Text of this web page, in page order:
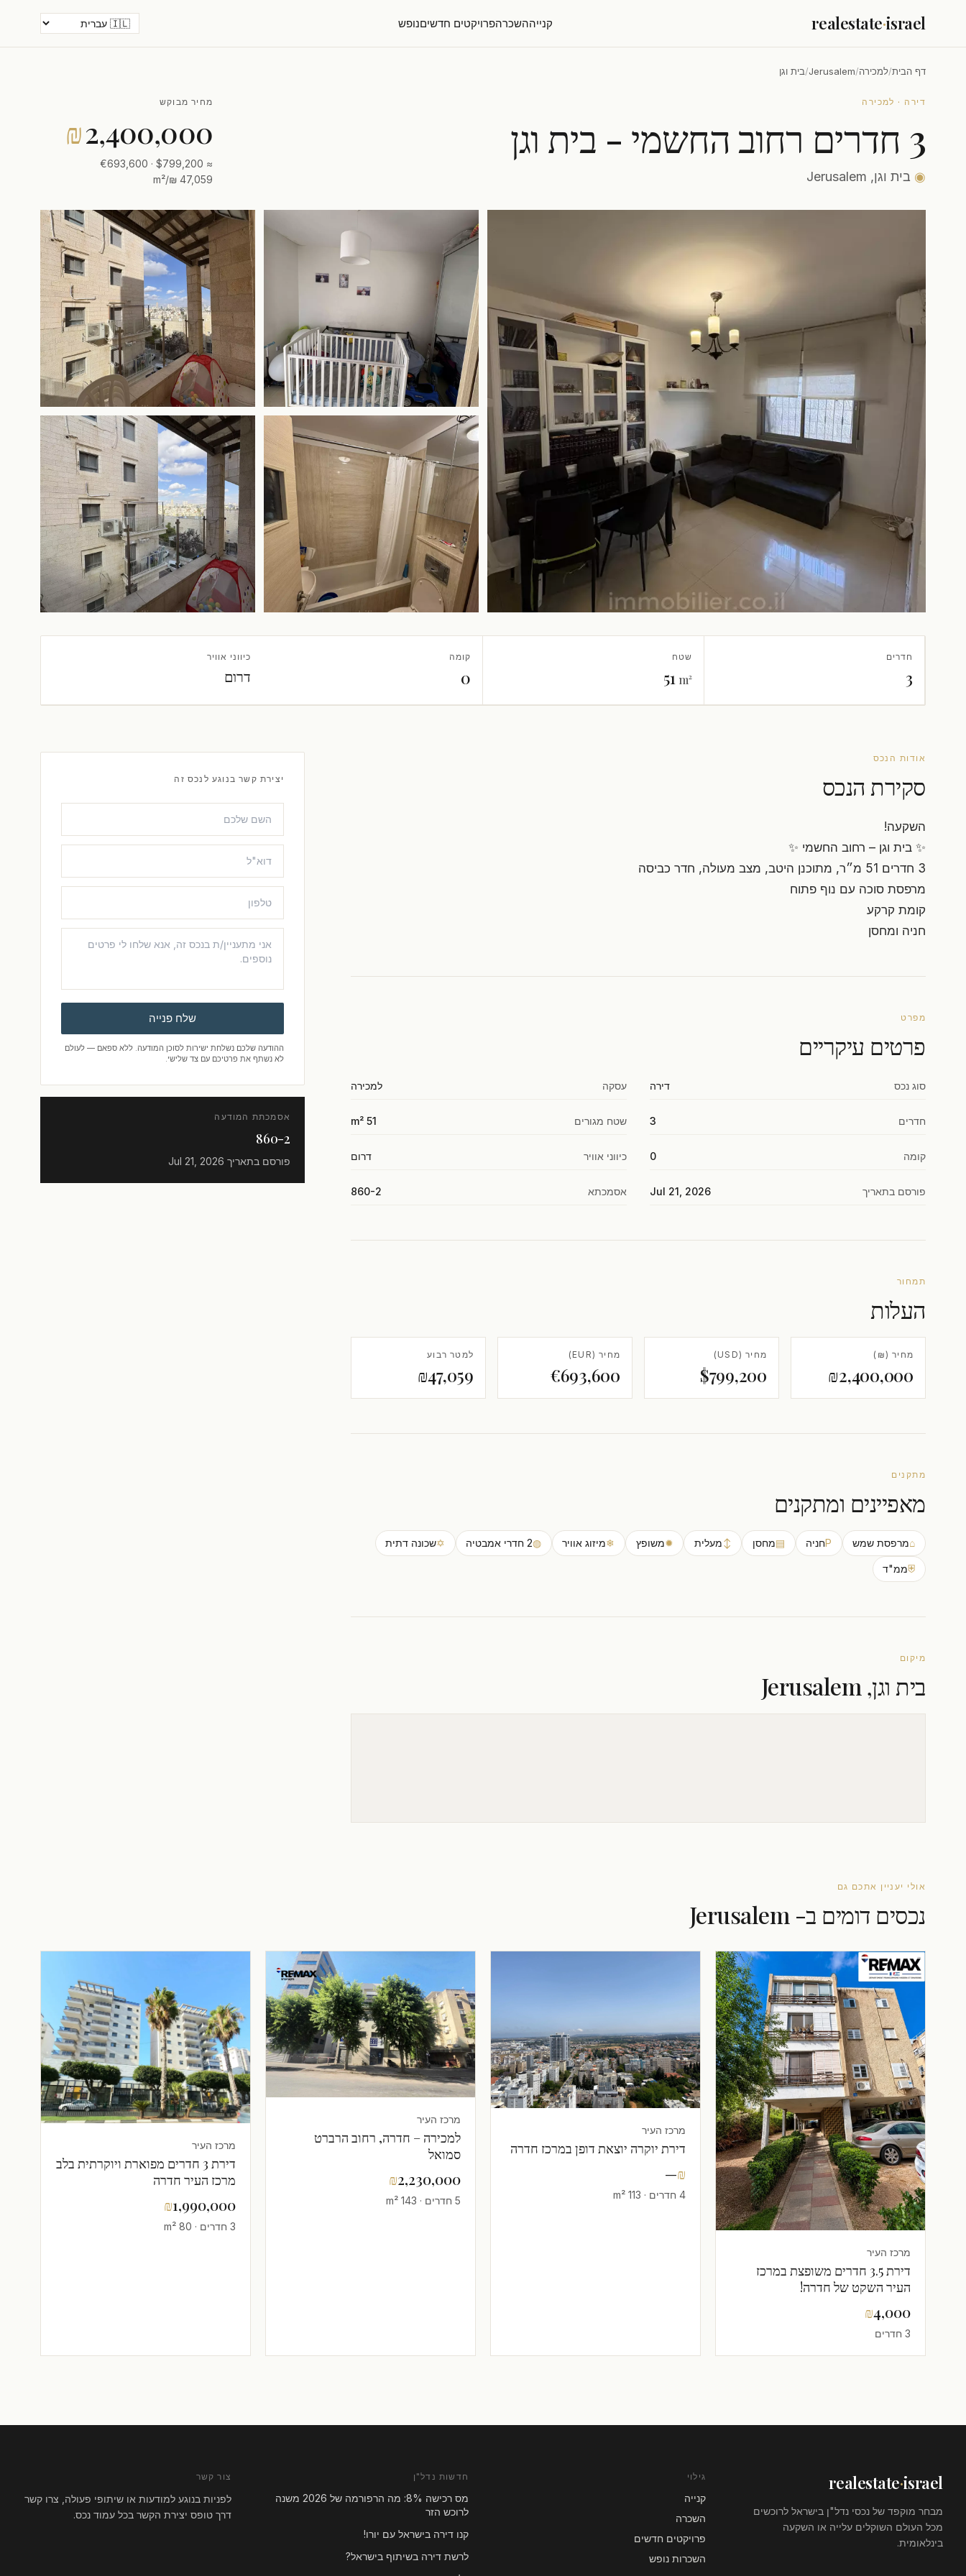
realestate·israel קנייההשכרהפרויקטים חדשיםנופש
דף הבית/למכירה/
Jerusalem
/בית וגן
דירה · למכירה
3 חדרים רחוב החשמי - בית וגן
◉ בית וגן, Jerusalem
מחיר מבוקש
₪2,400,000
≈ $799,200 · €693,600
47,059 ₪/m²
חדרים
3
שטח
51 m²
קומה
0
כיווני אוויר
דרום
אודות הנכס
סקירת הנכס
השקעה!
✨ בית וגן – רחוב החשמי ✨
3 חדרים 51 מ״ר, מתוכנן היטב, מצב מעולה, חדר כביסה
מרפסת סוכה עם נוף פתוח
קומת קרקע
חניה ומחסן
מפרט
פרטים עיקריים
סוג נכס דירה עסקה למכירה
חדרים 3 שטח מגורים 51 m²
קומה 0 כיווני אוויר דרום
פורסם בתאריך Jul 21, 2026 אסמכתא 860-2
תמחור
העלות
מחיר (₪)
₪2,400,000
מחיר (USD)
$799,200
מחיר (EUR)
€693,600
למטר רבוע
₪47,059
מתקנים
מאפיינים ומתקנים
⌂מרפסת שמש Pחניה ▤מחסן ↕מעלית ✹משופץ ❄מיזוג אוויר ◍2 חדרי אמבטיה ✡שכונה דתית
⛨ממ"ד
מיקום
בית וגן, Jerusalem
יצירת קשר בנוגע לנכס זה
שלח פנייה
ההודעה שלכם נשלחת ישירות לסוכן המודעה. ללא ספאם — לעולם
לא נשתף את פרטיכם עם צד שלישי.
אסמכתת המודעה
860-2
פורסם בתאריך
אולי יעניין אתכם גם
נכסים דומים ב- Jerusalem
מרכז העיר
דירת 3.5 חדרים משופצת במרכז
העיר השקט של חדרה!
₪4,000
3 חדרים
מרכז העיר
דירת יוקרה יוצאת דופן במרכז חדרה
₪
—
4 חדרים · 113 m²
מרכז העיר
למכירה – חדרה, רחוב הרברט
סמואל
₪2,230,000
5 חדרים · 143 m²
מרכז העיר
דירת 3 חדרים מפוארת ויוקרתית בלב
מרכז העיר חדרה
₪1,990,000
3 חדרים · 80 m²
realestate·israel
מבחר מוקפד של נכסי נדל"ן בישראל לרוכשים
מכל העולם השוקלים עלייה או השקעה
בינלאומית.
גילוי
קנייה
השכרה
פרויקטים חדשים
השכרות נופש
חדשות נדל"ן
מס רכישה 8%: מה הרפורמה של 2026 משנה
לרוכש הזר
קנו דירה בישראל עם יורו!
לרשת דירה בשיתוף בישראל?
צור קשר
לפניות בנוגע למודעות או שיתופי פעולה, צרו קשר
דרך טופס יצירת הקשר בכל עמוד נכס.